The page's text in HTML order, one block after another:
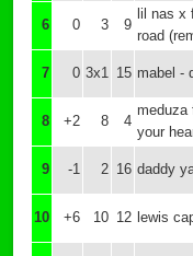
6 0 3 9
lil nas x
road
7 0 3x1 15 mabel -
8 +2 8 4
meduza
your
9 -1 2 16 daddy
10 +6 10 12 lewis